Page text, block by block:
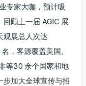
专家大咖，预计吸
顾上一届 AGIC 展
观展总人次达
，客源覆盖美国、
等30 余个国家和地
加大全球宣传与招